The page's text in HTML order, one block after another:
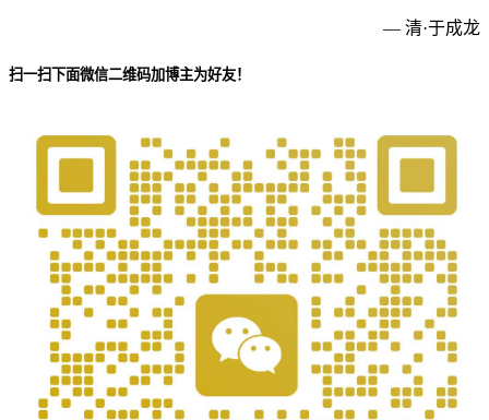
— 清·于成龙
扫一扫下面微信二维码加博主为好友！